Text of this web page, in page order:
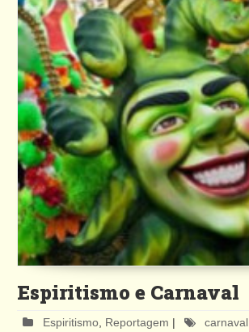
Espiritismo e Carnaval
Espiritismo Reportagem | carnaval